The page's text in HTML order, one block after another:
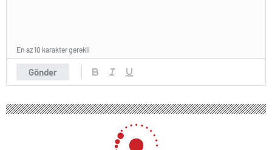
Gönder
En az 10 karakter gerekli